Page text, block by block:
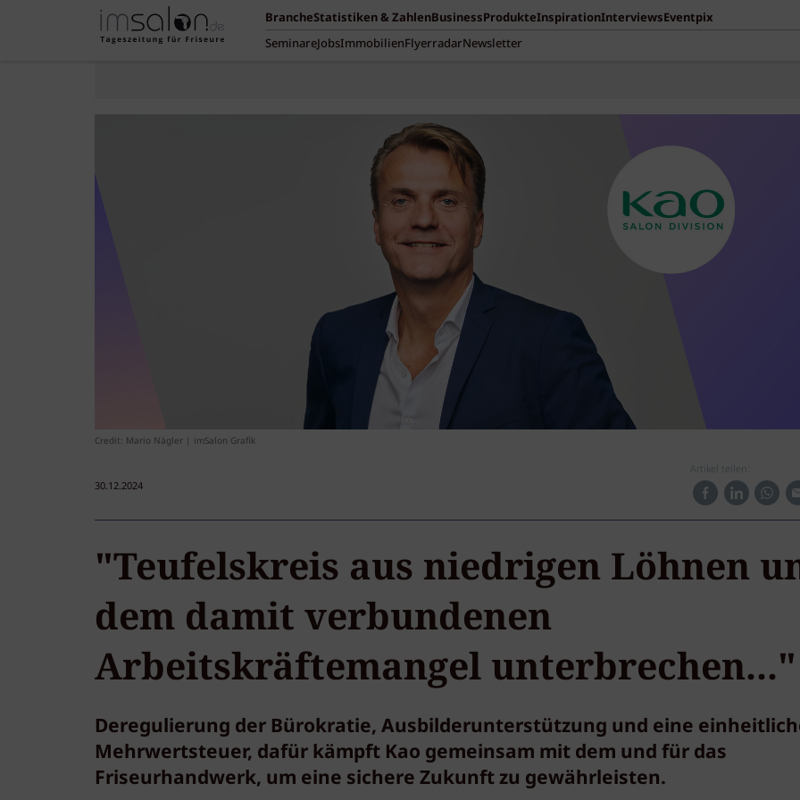
BrancheStatistiken & ZahlenBusinessProdukteInspirationInterviewsEventpix
SeminareJobsImmobilienFlyerradarNewsletter
Credit: Mario Nägler | imSalon Grafik
30.12.2024
Artikel teilen:
"Teufelskreis aus niedrigen Löhnen
dem damit verbundenen
Arbeitskräftemangel unterbrechen..."
Deregulierung der Bürokratie, Ausbilderunterstützung und eine
Mehrwertsteuer, dafür kämpft Kao gemeinsam mit dem und für das
Friseurhandwerk, um eine sichere Zukunft zu gewährleisten.